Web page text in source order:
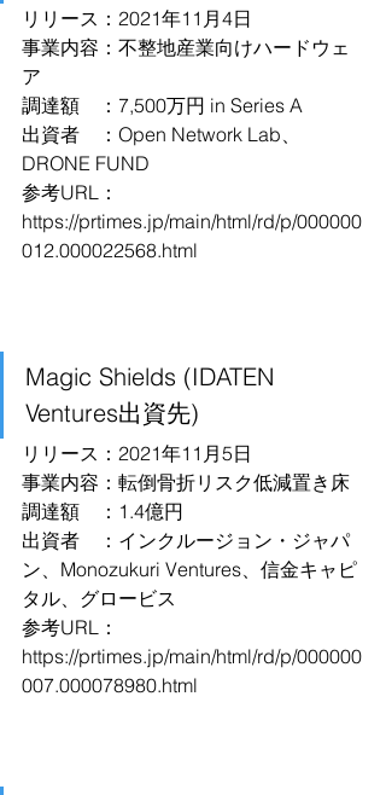
リリース：2021年11月4日
事業内容：不整地産業向けハードウェ
ア
調達額　：7,500万円 in Series A
出資者　：Open Network Lab、
DRONE FUND
参考URL：
https://prtimes.jp/main/html/rd/p/000000
012.000022568.html
Magic Shields (IDATEN
Ventures出資先)
リリース：2021年11月5日
事業内容：転倒骨折リスク低減置き床
調達額　：1.4億円
出資者　：インクルージョン・ジャパ
ン、Monozukuri Ventures、信金キャピ
タル、グロービス
参考URL：
https://prtimes.jp/main/html/rd/p/000000
007.000078980.html